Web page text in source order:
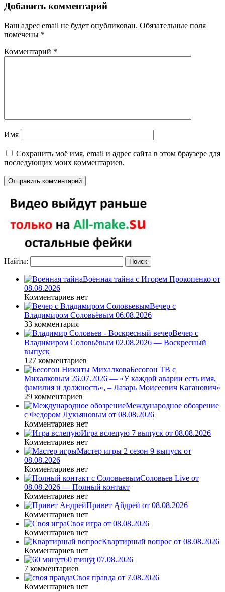
Добавить комментарий
Ваш адрес email не будет опубликован. Обязательные поля
помечены *
Комментарий *
Имя
Сохранить моё имя, email и адрес сайта в этом браузере для
последующих моих комментариев.
Найти:
Военная тайна с Игорем Прокопенко от
08.08.2026
Комментариев нет
Вечер с
Владимиром Соловьёвым 06.08.2026
33 комментария
Вечер с
Владимиром Соловьёвым 02.08.2026 — Воскресный
выпуск
127 комментариев
Бесогон ТВ с
Михалковым 26.07.2026 — «У каждой аварии есть имя,
фамилия и должность», – Лазарь Моисеевич Каганович»
29 комментариев
Международное обозрение
с Федором Лукьяновым от 08.08.2026
Комментариев нет
Игра вслепую 7 выпуск от 08.08.2026
Комментариев нет
Мастер игры 2 сезон 9 выпуск от
08.08.2026
Комментариев нет
Соловьев Live от
08.08.2026 — Полный контакт
Комментариев нет
Привет Ąñдpей от 08.08.2026
Комментариев нет
Своя игра от 08.08.2026
Комментариев нет
Квартирный вопрос от 08.08.2026
Комментариев нет
60 ṃинẏƫ 07.08.2026
7 комментариев
Своя правда от 7.08.2026
Комментариев нет